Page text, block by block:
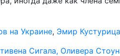
на Украине, Эмир Кустурица
Сигала, Оливера